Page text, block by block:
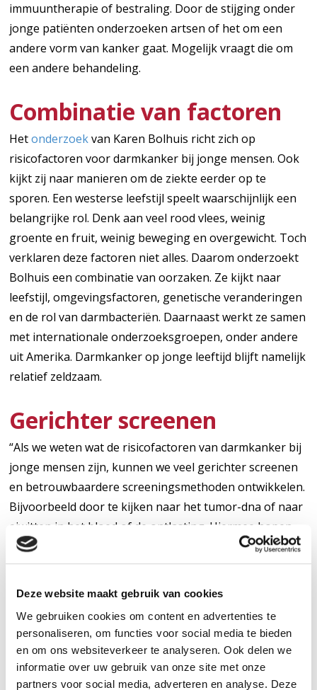
Deze website maakt gebruik van cookies
We gebruiken cookies om content en advertenties te
personaliseren, om functies voor social media te bieden
en om ons websiteverkeer te analyseren. Ook delen we
informatie over uw gebruik van onze site met onze
partners voor social media, adverteren en analyse. Deze
immuuntherapie of bestraling. Door de stijging onder
jonge patiënten onderzoeken artsen of het om een
andere vorm van kanker gaat. Mogelijk vraagt die om
een andere behandeling.
Combinatie van factoren
Hetonderzoekvan Karen Bolhuis richt zich op
risicofactoren voor darmkanker bij jonge mensen. Ook
kijkt zij naar manieren om de ziekte eerder op te
sporen. Een westerse leefstijl speelt waarschijnlijk een
belangrijke rol. Denk aan veel rood vlees, weinig
groente en fruit, weinig beweging en overgewicht. Toch
verklaren deze factoren niet alles. Daarom onderzoekt
Bolhuis een combinatie van oorzaken. Ze kijkt naar
leefstijl, omgevingsfactoren, genetische veranderingen
en de rol van darmbacteriën. Daarnaast werkt ze samen
met internationale onderzoeksgroepen, onder andere
uit Amerika. Darmkanker op jonge leeftijd blijft namelijk
relatief zeldzaam.
Gerichter screenen
“Als we weten wat de risicofactoren van darmkanker bij
jonge mensen zijn, kunnen we veel gerichter screenen
en betrouwbaardere screeningsmethoden ontwikkelen.
Bijvoorbeeld door te kijken naar het tumor-dna of naar
eiwitten in het bloed of de ontlasting. Hiermee hopen
we de ziekte eerder te kunnen ontdekken, beter te
behandelen of, beter nog, te voorkomen”
Tot slot wordt de impact van de diagnose en de
behandeling onderzocht op de kwaliteit van leven van
deze jonge mensen, zowel voor, tijdens als ook tot 10
jaar na de behandeling. Met deze informatie kunnen
behandelingen leeftijdsspecifiek en patiëntvriendelijker